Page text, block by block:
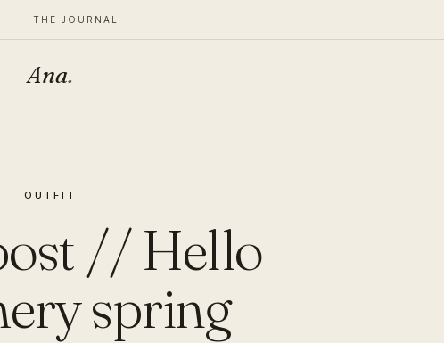
THE JOURNAL
Ana.
OUTFIT
// Hello
spring